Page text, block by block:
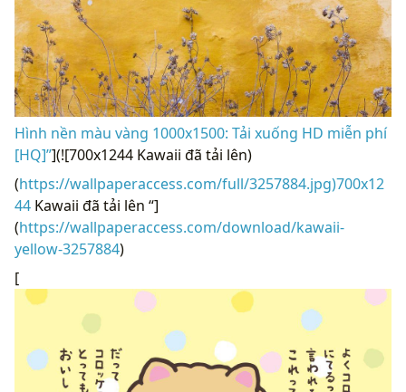
Hình nền màu vàng 1000x1500: Tải xuống HD miễn phí
[HQ]”](![700x1244 Kawaii đã tải lên)
(https://wallpaperaccess.com/full/3257884.jpg)700x12
44 Kawaii đã tải lên “]
(https://wallpaperaccess.com/download/kawaii-
yellow-3257884)
[